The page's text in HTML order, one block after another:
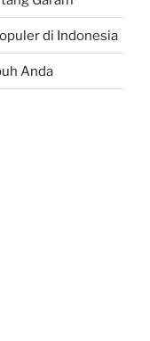
di Indonesia
Anda